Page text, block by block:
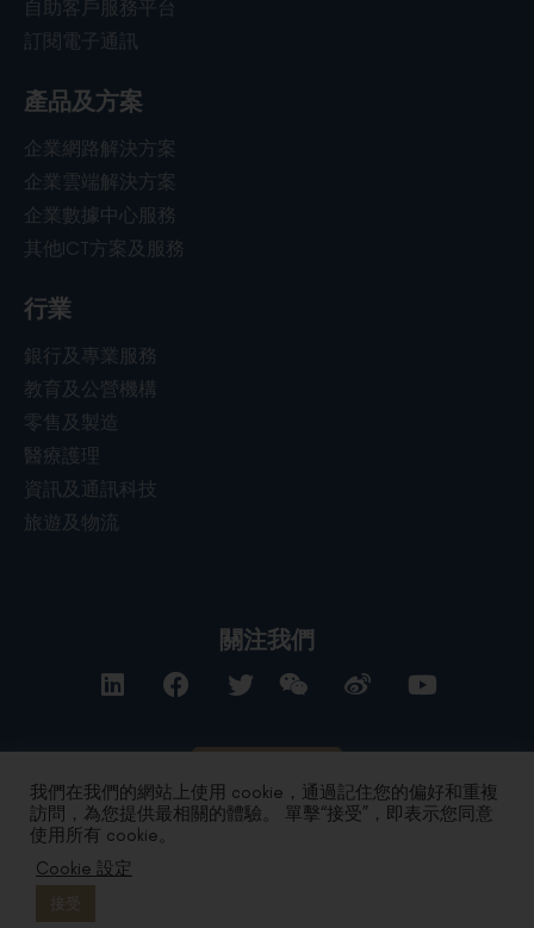
自助客戶服務平台
訂閱電子通訊
產品及方案
企業網路解決方案
企業雲端解決方案
企業數據中心服務
其他ICT方案及服務
行業
銀行及專業服務
教育及公營機構
零售及製造
醫療護理
資訊及通訊科技
旅遊及物流
關注我們
私隱政策| 條款及細則
Reserved.版權所有 不得轉載
粤ICP备17165541号 合字B1.B2-20080003
我們在我們的網站上使用 cookie，通過記住您的偏好和重複
訪問，為您提供最相關的體驗。 單擊“接受”，即表示您同意
使用所有 cookie。
Cookie 設定
接受